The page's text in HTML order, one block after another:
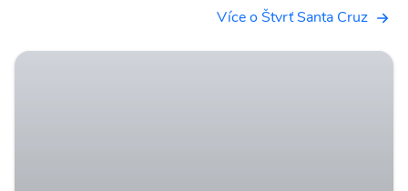
Více o Štvrť Santa Cruz